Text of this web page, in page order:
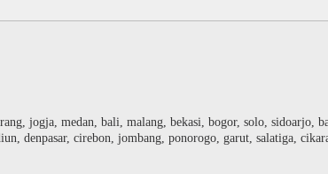
jogja, medan, bali, malang, bekasi, bogor, solo, sidoarjo,
denpasar, cirebon, jombang, ponorogo, garut, salatiga,